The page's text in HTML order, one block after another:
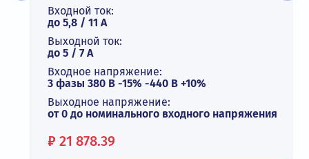
Входной ток:
до 5,8 / 11 А
Выходной ток:
до 5 / 7 A
Входное напряжение:
3 фазы 380 В -15% -440 В +10%
Выходное напряжение:
от 0 до номинального входного напряжения
Цена:
₽ 21 878.39